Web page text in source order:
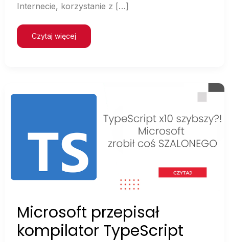
Internecie, korzystanie z […]
Czytaj więcej
Microsoft przepisał
kompilator TypeScript